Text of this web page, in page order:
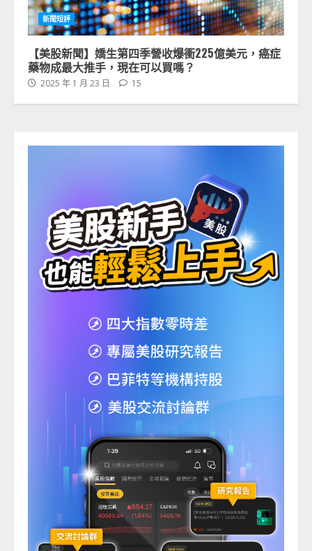
新聞短評
【美股新聞】嬌生第四季營收爆衝225億美元，癌症
藥物成最大推手，現在可以買嗎？
2025 年 1 月 23 日 15